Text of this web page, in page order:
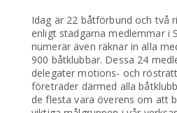
Idag är 22 båtförbund och två
enligt stadgarna medlemmar i
numerär även räknar in alla
900 båtklubbar. Dessa 24
delegater motions- och
företräder därmed alla
de flesta vara överens om att